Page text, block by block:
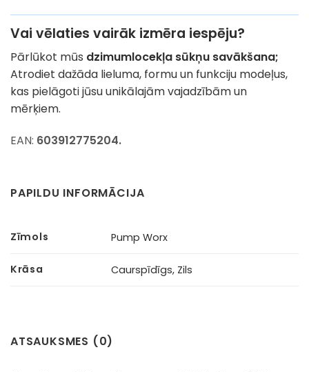
Vai vēlaties vairāk izmēra iespēju?
Pārlūkot mūs dzimumlocekļa sūkņu savākšana;
Atrodiet dažāda lieluma, formu un funkciju modeļus,
kas pielāgoti jūsu unikālajām vajadzībām un
mērķiem.
EAN: 603912775204.
PAPILDU INFORMĀCIJA
Zīmols Pump Worx
Krāsa Caurspīdīgs, Zils
ATSAUKSMES (0)